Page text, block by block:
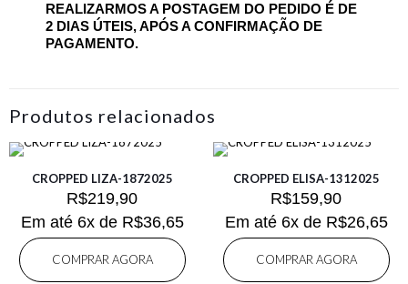
REALIZARMOS A POSTAGEM DO PEDIDO É DE
2 DIAS ÚTEIS, APÓS A CONFIRMAÇÃO DE
PAGAMENTO.
Produtos relacionados
CROPPED LIZA-1872025
R$219,90
Em até 6x de R$36,65
COMPRAR AGORA
CROPPED ELISA-1312025
R$159,90
Em até 6x de R$26,65
COMPRAR AGORA